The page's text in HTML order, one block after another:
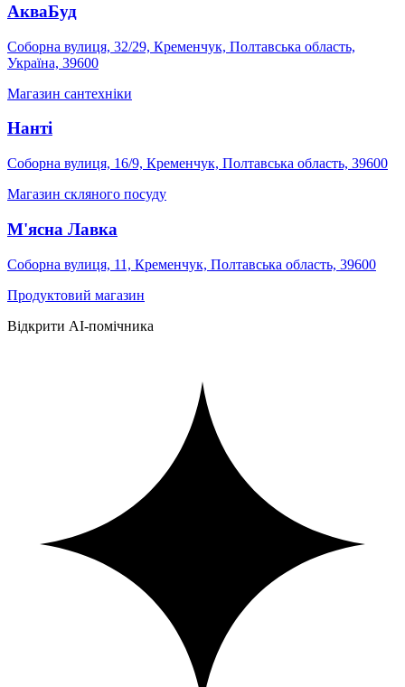
АкваБуд
Соборна вулиця, 32/29, Кременчук, Полтавська область,
Україна, 39600
Магазин сантехніки
Нанті
Соборна вулиця, 16/9, Кременчук, Полтавська область, 39600
Магазин скляного посуду
М'ясна Лавка
Соборна вулиця, 11, Кременчук, Полтавська область, 39600
Продуктовий магазин
Відкрити AI-помічника